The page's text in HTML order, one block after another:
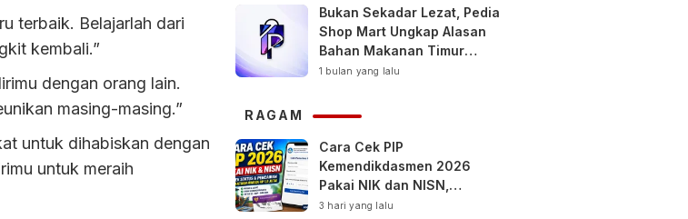
terbaik. Belajarlah dari
kembali.”
dengan orang lain.
masing-masing.”
untuk dihabiskan dengan
untuk meraih
Bukan Sekadar Lezat, Pedia
Shop Mart Ungkap Alasan
Bahan Makanan Timur
Tengah Jadi Tren Gaya
1 bulan yang lalu
RAGAM
Cara Cek PIP
Kemendikdasmen 2026
Pakai NIK dan NISN,
Bantuan hingga Rp1,8 Juta
3 hari yang lalu